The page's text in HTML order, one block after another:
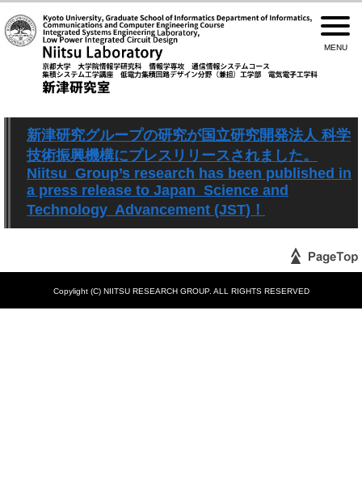
新津研究グループの研究が国立研究開発法人 科学
技術振興機構にプレスリリースされました。
Niitsu Group’s research has been published in
a press release to Japan Science and
Technology Advancement (JST)！
Copylight (C) NIITSU RESEARCH GROUP. ALL RIGHTS RESERVED